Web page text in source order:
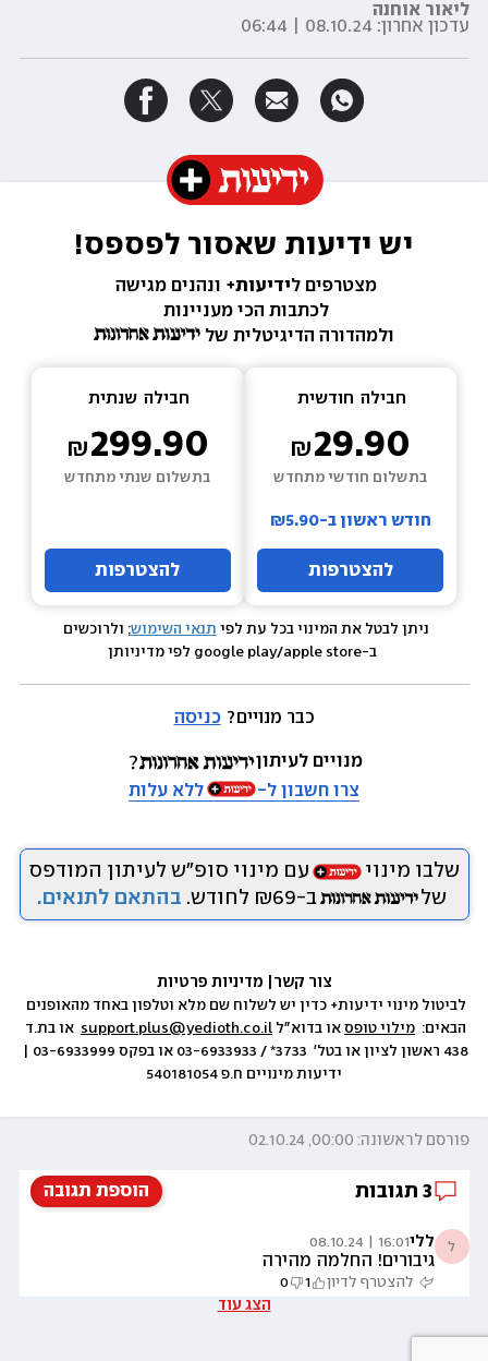
ליאור אוחנה
עדכון אחרון: 08.10.24 | 06:44
יש ידיעות שאסור לפספס!
מצטרפים לידיעות+ ונהנים מגישה
לכתבות הכי מעניינות
ולמהדורה הדיגיטלית של
חבילה חודשית
29.90
בתשלום חודשי מתחדש
חודש ראשון ב-₪5.90
להצטרפות
חבילה שנתית
299.90
בתשלום שנתי מתחדש
להצטרפות
ניתן לבטל את המינוי בכל עת לפי תנאי השימוש; ולרוכשים
כבר מנויים? כניסה
מנויים לעיתון
צרו חשבון ל-
ללא עלות
שלבו מינוי
עם מינוי סופ״ש לעיתון המודפס
של
ב-₪69 לחודש. בהתאם לתנאים.
צור קשר
הבאים: מילוי טופס או בדוא״ל support.plus@yedioth.co.il
ידיעות מינויים ח.פ 540181054
פורסם לראשונה: 00:00, 02.10.24
הוספת תגובה 3 תגובות
ל ללי16:01 | 08.10.24
גיבורים! החלמה מהירה
להצטרף לדיון 1
0
הצג עוד